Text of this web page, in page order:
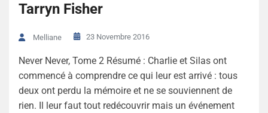
Tarryn Fisher
Melliane 23 Novembre 2016
Never Never, Tome 2 Résumé : Charlie et Silas ont
commencé à comprendre ce qui leur est arrivé : tous
deux ont perdu la mémoire et ne se souviennent de
rien. Il leur faut tout redécouvrir mais un événement